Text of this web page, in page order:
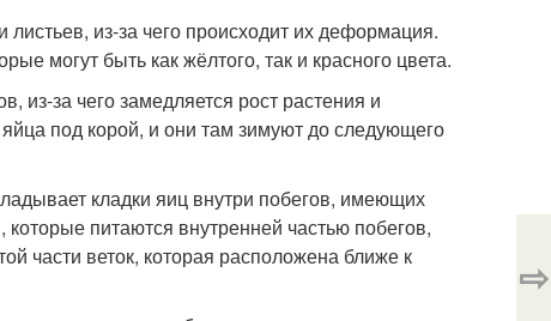
листьев, из-за чего происходит их деформация.
могут быть как жёлтого, так и красного цвета.
за чего замедляется рост растения и
под корой, и они там зимуют до следующего
кладки яиц внутри побегов, имеющих
питаются внутренней частью побегов,
части веток, которая расположена ближе к
⇨